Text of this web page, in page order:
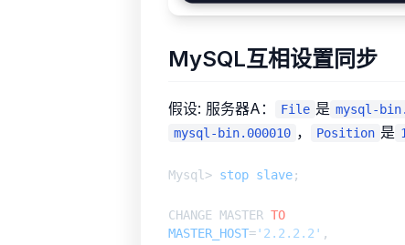
MySQL互相设置同步
假设: 服务器A： File 是 mysql-
mysql-bin.000010 ， Position 是
Mysql> stop slave
CHANGE MASTER TO
MASTER_HOST='2.2.2.2'